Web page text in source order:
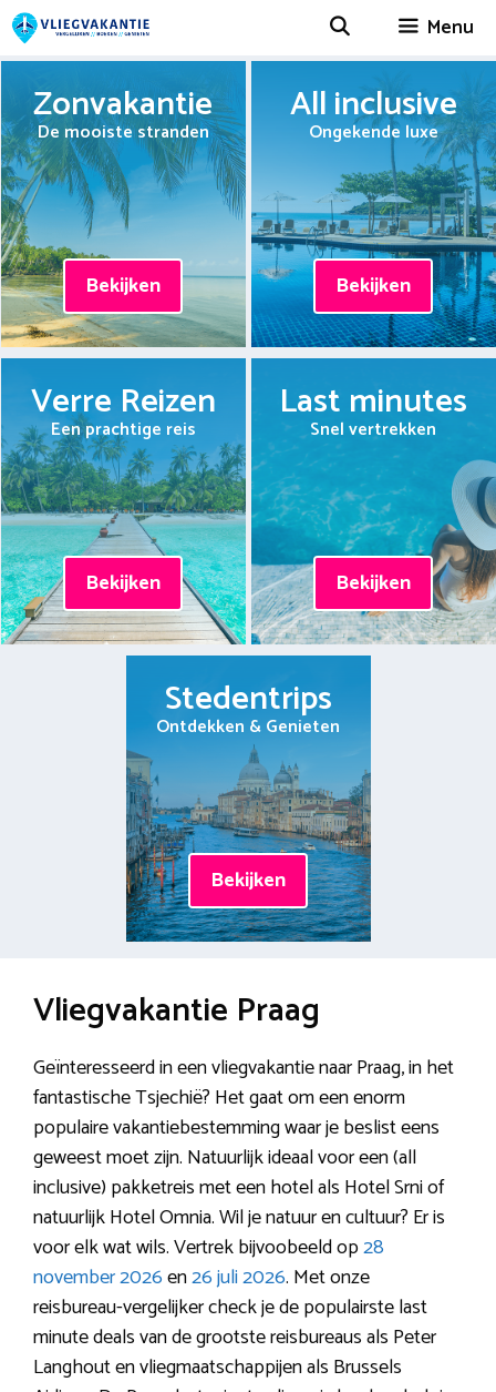
Spring
naar
Menu
Zonvakantie
De mooiste stranden
Bekijken
All inclusive
Ongekende luxe
Bekijken
Verre Reizen
Een prachtige reis
Bekijken
Last minutes
Snel vertrekken
Bekijken
Stedentrips
Ontdekken & Genieten
Bekijken
Vliegvakantie Praag
Geïnteresseerd in een vliegvakantie naar Praag, in het
fantastische Tsjechië? Het gaat om een enorm
populaire vakantiebestemming waar je beslist eens
geweest moet zijn. Natuurlijk ideaal voor een (all
inclusive) pakketreis met een hotel als Hotel Srni of
natuurlijk Hotel Omnia. Wil je natuur en cultuur? Er is
voor elk wat wils. Vertrek bijvoobeeld op28
november 2026en26 juli 2026. Met onze
reisbureau-vergelijker check je de populairste last
minute deals van de grootste reisbureaus als Peter
Langhout en vliegmaatschappijen als Brussels